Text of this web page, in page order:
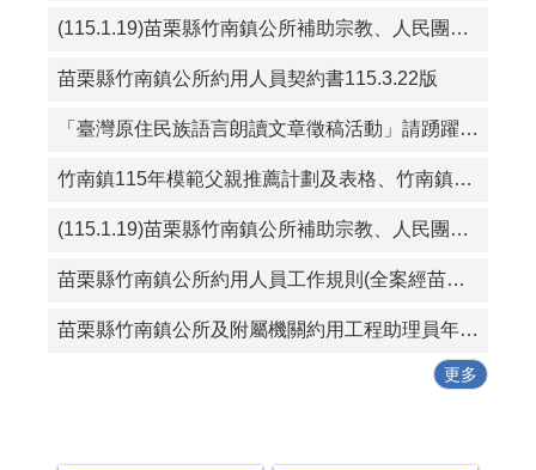
(115.1.19)苗栗縣竹南鎮公所補助宗教、人民團體活動實施要點
苗栗縣竹南鎮公所約用人員契約書115.3.22版
「臺灣原住民族語言朗讀文章徵稿活動」請踴躍投稿
竹南鎮115年模範父親推薦計劃及表格、竹南鎮115好人好事代表推薦計畫及表格
(115.1.19)苗栗縣竹南鎮公所補助宗教、人民團體活動實施要點
苗栗縣竹南鎮公所約用人員工作規則(全案經苗栗縣政府115年1月19日府勞資字第1150005614號同意備查)
苗栗縣竹南鎮公所及附屬機關約用工程助理員年終考核紀錄表
更多